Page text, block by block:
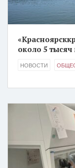
около 5 тысяч
НОВОСТИ